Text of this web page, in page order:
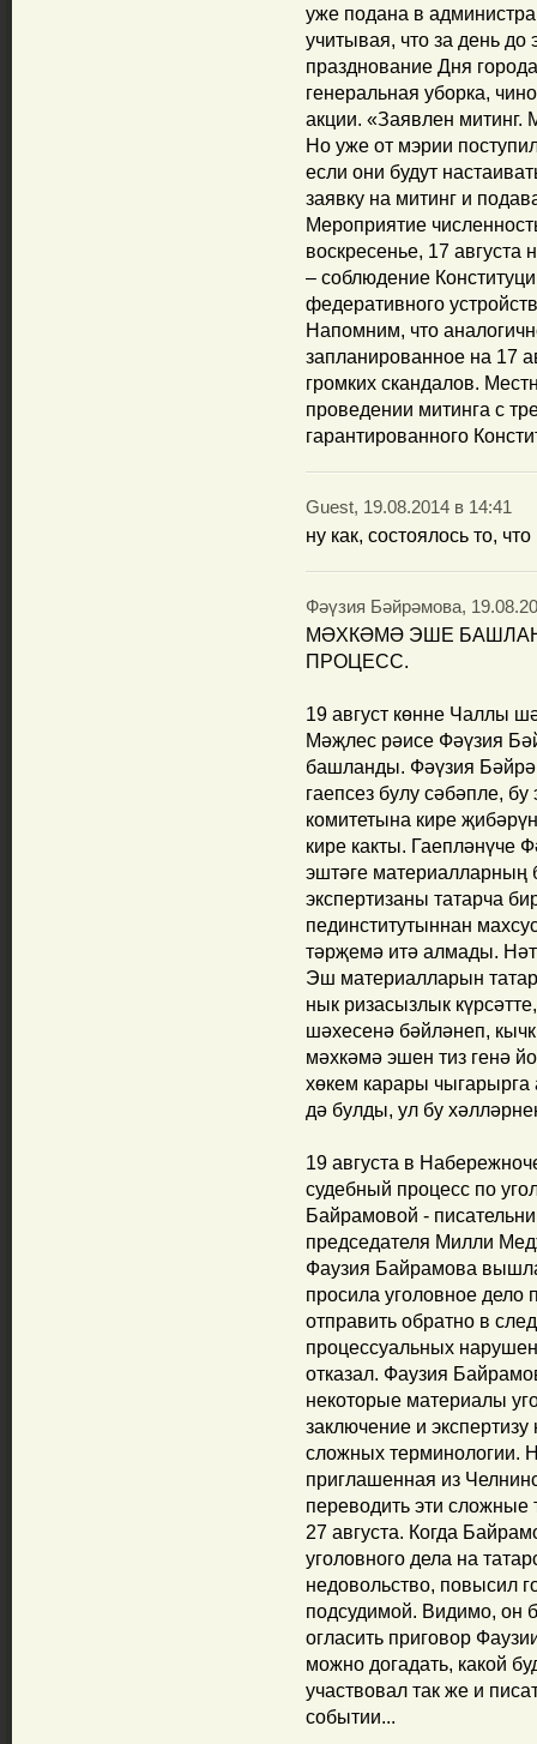
уже подана в
учитывая, что за день до
празднование Дня
генеральная уборка,
акции. «Заявлен митинг.
Но уже от мэрии
если они будут
заявку на митинг и
Мероприятие
воскресенье, 17 августа
– соблюдение
федеративного
Напомним, что
запланированное на 17
громких скандалов.
проведении митинга с
гарантированного
Guest, 19.08.2014 в 14:41
ну как, состоялось то,
Фәүзия Бәйрәмова,
МӘХКӘМӘ ЭШЕ
ПРОЦЕСС.
19 август көнне Чаллы
Мәҗлес рәисе Фәүзия
башланды. Фәүзия
гаепсез булу сәбәпле,
комитетына кире
кире какты. Гаепләнүче
эштәге материалларның
экспертизаны татарча
пединститутыннан
тәрҗемә итә алмады.
Эш материалларын
нык ризасызлык
шәхесенә бәйләнеп,
мәхкәмә эшен тиз генә
хөкем карары
дә булды, ул бу
19 августа в
судебный процесс по
Байрамовой -
председателя Милли
Фаузия Байрамова
просила уголовное дело
отправить обратно в
процессуальных
отказал. Фаузия
некоторые материалы
заключение и экспертизу
сложных терминологии.
приглашенная из
переводить эти сложные
27 августа. Когда
уголовного дела на
недовольство, повысил
подсудимой. Видимо, он
огласить приговор
можно догадать, какой
участвовал так же и
событии...